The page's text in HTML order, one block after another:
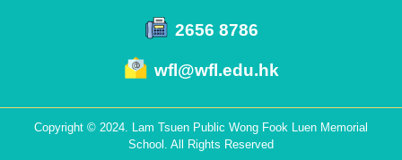
2656 8786
wfl@wfl.edu.hk
Copyright © 2024. Lam Tsuen Public Wong Fook Luen Memorial
School. All Rights Reserved